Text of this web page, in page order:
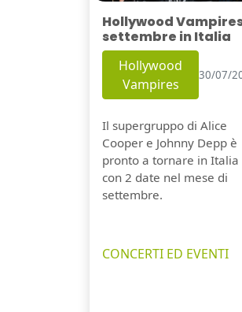
Hollywood
settembre in Italia
Hollywood
Vampires
30/07/
Il supergruppo di Alice
Cooper e Johnny Depp è
pronto a tornare in Italia
con 2 date nel mese di
settembre.
CONCERTI ED EVENTI